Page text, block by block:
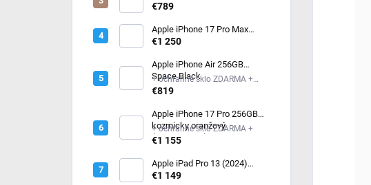
Cellular 49mm čierny titán -
M/L (MF1H4QC/A)
€789
Apple iPhone 17 Pro Max
256GB kozmicky oranžový
€1 250
Apple iPhone Air 256GB
Space Black
+ ochranné sklo ZDARMA +
ochranné sklo ZDARMA
€819
Apple iPhone 17 Pro 256GB
kozmicky oranžový
(MG8H4SX/A)
+ ochranné sklo ZDARMA +
€1 155
Apple iPad Pro 13 (2024)
256GB Wi-Fi Silver
€1 149